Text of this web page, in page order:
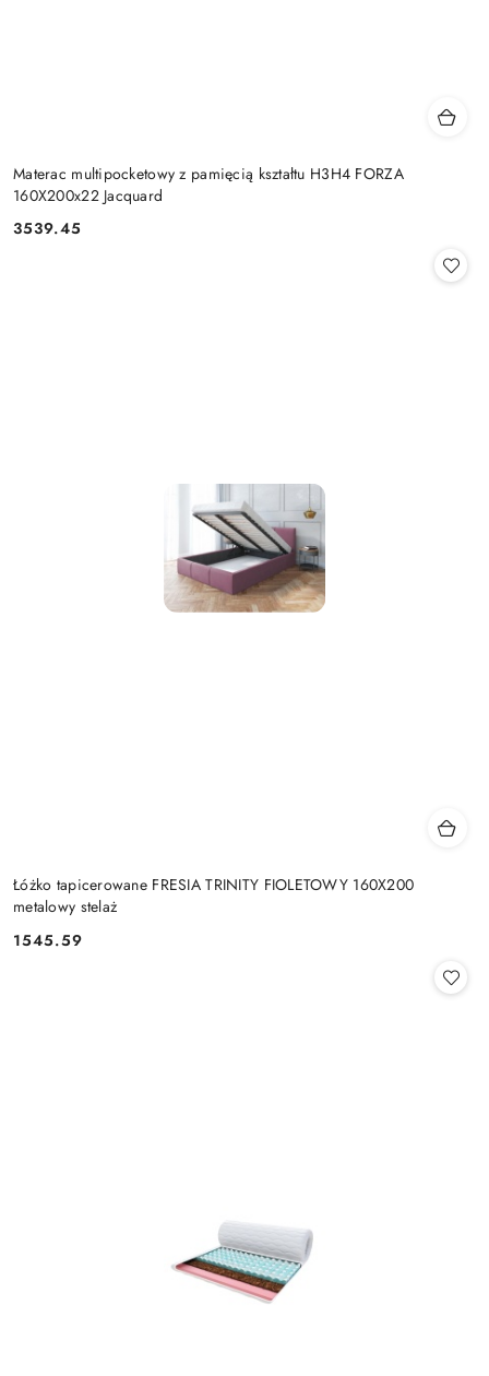
Materac multipocketowy z pamięcią kształtu H3H4 FORZA
160X200x22 Jacquard
Cena:
3539.45
Łóżko tapicerowane FRESIA TRINITY FIOLETOWY 160X200
metalowy stelaż
Cena:
1545.59